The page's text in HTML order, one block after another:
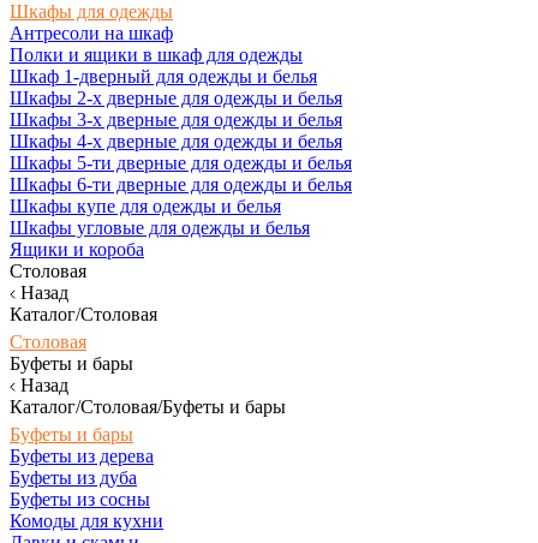
Шкафы для одежды
Антресоли на шкаф
Полки и ящики в шкаф для одежды
Шкаф 1-дверный для одежды и белья
Шкафы 2-х дверные для одежды и белья
Шкафы 3-х дверные для одежды и белья
Шкафы 4-х дверные для одежды и белья
Шкафы 5-ти дверные для одежды и белья
Шкафы 6-ти дверные для одежды и белья
Шкафы купе для одежды и белья
Шкафы угловые для одежды и белья
Ящики и короба
Столовая
Назад
Каталог/Столовая
Столовая
Буфеты и бары
Назад
Каталог/Столовая/Буфеты и бары
Буфеты и бары
Буфеты из дерева
Буфеты из дуба
Буфеты из сосны
Комоды для кухни